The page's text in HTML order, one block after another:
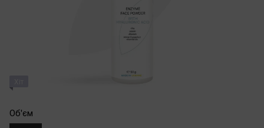
Об'єм